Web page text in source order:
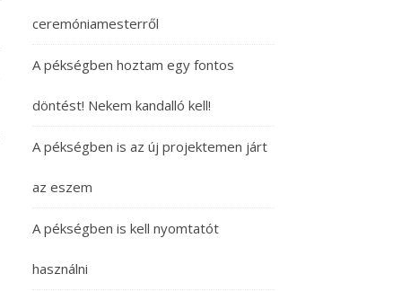
ceremóniamesterről
A pékségben hoztam egy fontos
döntést! Nekem kandalló kell!
A pékségben is az új projektemen járt
az eszem
A pékségben is kell nyomtatót
használni